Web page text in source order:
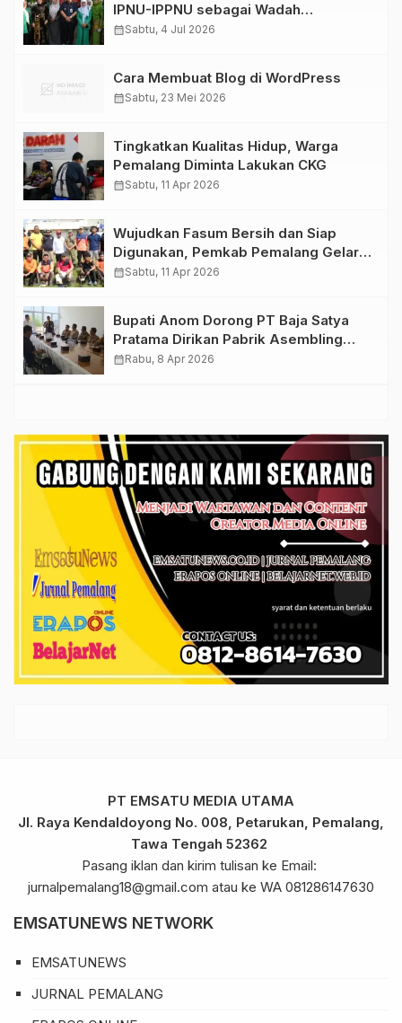
IPNU-IPPNU sebagai Wadah
Pembinaan Generasi Muda
calendar_monthSabtu, 4 Jul 2026
Cara Membuat Blog di WordPress
calendar_monthSabtu, 23 Mei 2026
Tingkatkan Kualitas Hidup, Warga
Pemalang Diminta Lakukan CKG
calendar_monthSabtu, 11 Apr 2026
Wujudkan Fasum Bersih dan Siap
Digunakan, Pemkab Pemalang Gelar
Korve Stadion Jatidiri Comal
calendar_monthSabtu, 11 Apr 2026
Bupati Anom Dorong PT Baja Satya
Pratama Dirikan Pabrik Asembling
Otomotif di Pemalang
calendar_monthRabu, 8 Apr 2026
PT EMSATU MEDIA UTAMA
Jl. Raya Kendaldoyong No. 008, Petarukan, Pemalang,
Tawa Tengah 52362
Pasang iklan dan kirim tulisan ke Email:
jurnalpemalang18@gmail.com atau ke WA 081286147630
EMSATUNEWS NETWORK
EMSATUNEWS
JURNAL PEMALANG